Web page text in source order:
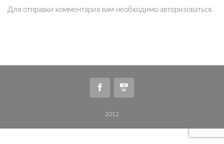
Для отправки комментария вам необходимо авторизоваться.
2012